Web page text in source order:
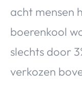
acht mensen
boerenkool
slechts door
verkozen